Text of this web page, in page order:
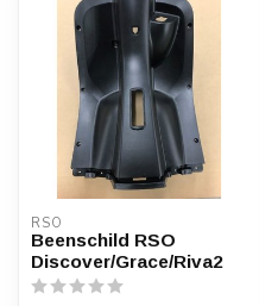
RSO
Beenschild RSO
Discover/Grace/Riva2